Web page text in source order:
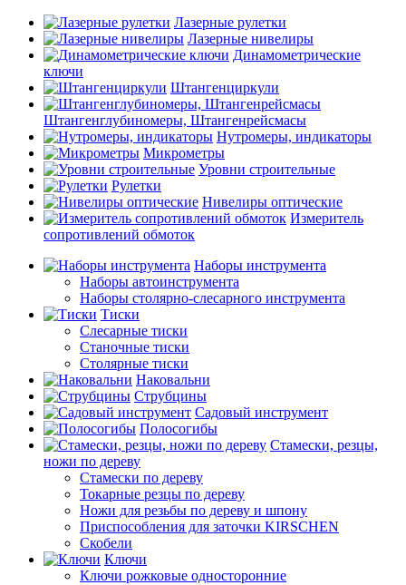
Лазерные рулетки
Лазерные нивелиры
Динамометрические
ключи
Штангенциркули
Штангенглубиномеры, Штангенрейсмасы
Нутромеры, индикаторы
Микрометры
Уровни строительные
Рулетки
Нивелиры оптические
Измеритель
сопротивлений обмоток
Наборы инструмента
Наборы автоинструмента
Наборы столярно-слесарного инструмента
Тиски
Слесарные тиски
Станочные тиски
Столярные тиски
Наковальни
Струбцины
Садовый инструмент
Полосогибы
Стамески, резцы,
ножи по дереву
Стамески по дереву
Токарные резцы по дереву
Ножи для резьбы по дереву и шпону
Приспособления для заточки KIRSCHEN
Скобели
Ключи
Ключи рожковые односторонние